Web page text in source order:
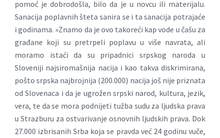
pomoć je dobrodošla, bilo da je u novcu ili materijalu.
Sanacija poplavnih šteta sanira se i ta sanacija potrajaće
i godinama. »Znamo da je ovo takoreći kap vode u čašu za
građane koji su pretrpeli poplavu u više navrata, ali
moramo istaći da su pripadnici srpskog naroda u
Sloveniji najsiromašnija nacija i kao takva diskrimirana,
pošto srpska najbrojnija (200.000) nacija još nije priznata
od Slovenaca i da je ugrožen srpski narod, kultura, jezik,
vera, te da se mora podnijeti tužba sudu za ljudska prava
u Strazburu za ostvarivanje osnovnih ljudskih prava. Dok
27.000 izbrisanih Srba koja se pravda već 24 godinu vuče,